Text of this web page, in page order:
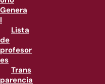
Genera
l
Lista
de
profesor
es
Trans
parencia